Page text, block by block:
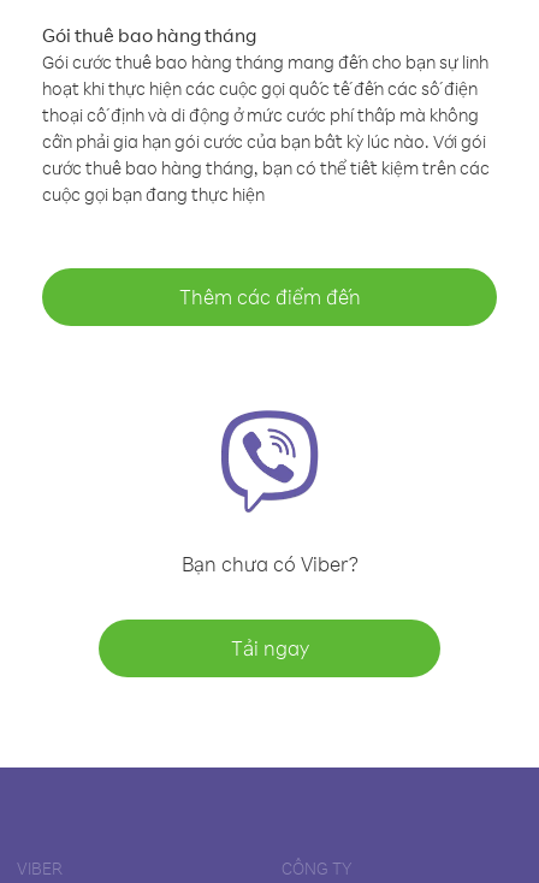
Gói thuê bao hàng tháng
Gói cước thuê bao hàng tháng mang đến cho bạn sự linh
hoạt khi thực hiện các cuộc gọi quốc tế đến các số điện
thoại cố định và di động ở mức cước phí thấp mà không
cần phải gia hạn gói cước của bạn bất kỳ lúc nào. Với gói
cước thuê bao hàng tháng, bạn có thể tiết kiệm trên các
cuộc gọi bạn đang thực hiện
Thêm các điểm đến
Bạn chưa có Viber?
Tải ngay
VIBER CÔNG TY